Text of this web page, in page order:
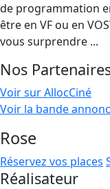
de programmation
être en VF ou en
vous surprendre ...
Nos
Voir sur AllocCiné
Voir la bande
Rose
Réservez vos places
Réalisateur